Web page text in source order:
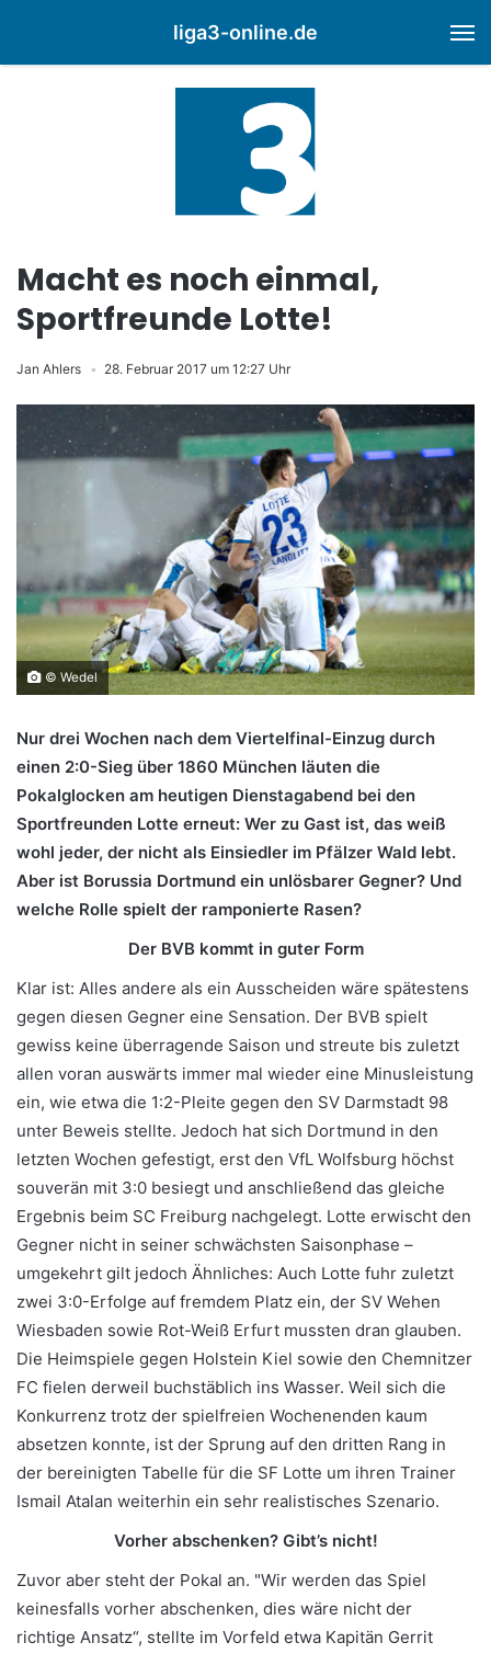
liga3-online.de
Macht es noch einmal,
Sportfreunde Lotte!
Jan Ahlers 28. Februar 2017 um 12:27 Uhr
© Wedel
Nur drei Wochen nach dem Viertelfinal-Einzug durch
einen 2:0-Sieg über 1860 München läuten die
Pokalglocken am heutigen Dienstagabend bei den
Sportfreunden Lotte erneut: Wer zu Gast ist, das weiß
wohl jeder, der nicht als Einsiedler im Pfälzer Wald lebt.
Aber ist Borussia Dortmund ein unlösbarer Gegner? Und
welche Rolle spielt der ramponierte Rasen?
Der BVB kommt in guter Form
Klar ist: Alles andere als ein Ausscheiden wäre spätestens
gegen diesen Gegner eine Sensation. Der BVB spielt
gewiss keine überragende Saison und streute bis zuletzt
allen voran auswärts immer mal wieder eine Minusleistung
ein, wie etwa die 1:2-Pleite gegen den SV Darmstadt 98
unter Beweis stellte. Jedoch hat sich Dortmund in den
letzten Wochen gefestigt, erst den VfL Wolfsburg höchst
souverän mit 3:0 besiegt und anschließend das gleiche
Ergebnis beim SC Freiburg nachgelegt. Lotte erwischt den
Gegner nicht in seiner schwächsten Saisonphase –
umgekehrt gilt jedoch Ähnliches: Auch Lotte fuhr zuletzt
zwei 3:0-Erfolge auf fremdem Platz ein, der SV Wehen
Wiesbaden sowie Rot-Weiß Erfurt mussten dran glauben.
Die Heimspiele gegen Holstein Kiel sowie den Chemnitzer
FC fielen derweil buchstäblich ins Wasser. Weil sich die
Konkurrenz trotz der spielfreien Wochenenden kaum
absetzen konnte, ist der Sprung auf den dritten Rang in
der bereinigten Tabelle für die SF Lotte um ihren Trainer
Ismail Atalan weiterhin ein sehr realistisches Szenario.
Vorher abschenken? Gibt’s nicht!
Zuvor aber steht der Pokal an. "Wir werden das Spiel
keinesfalls vorher abschenken, dies wäre nicht der
richtige Ansatz“, stellte im Vorfeld etwa Kapitän Gerrit